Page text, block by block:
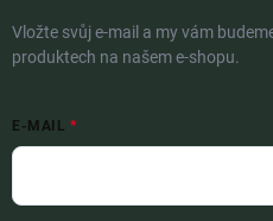
Vložte svůj e-mail a my vám
produktech na našem e-shopu.
E-MAIL